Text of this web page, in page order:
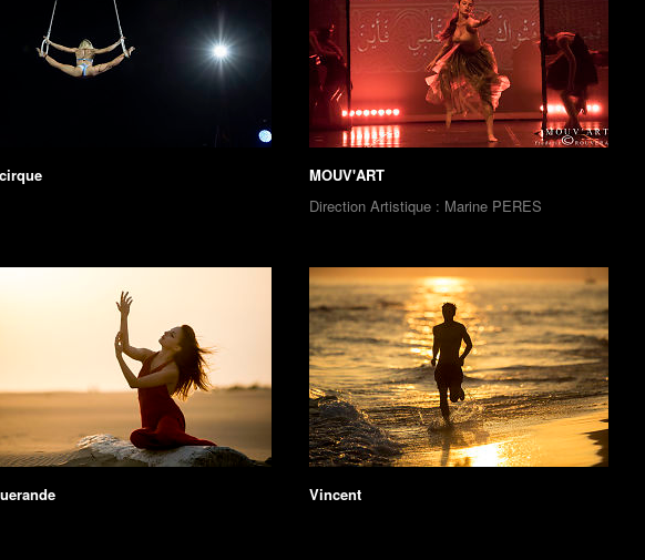
MOUV'ART
Direction Artistique : Marine PERES
Vincent